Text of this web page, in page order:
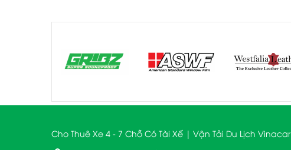
Cho Thuê Xe 4 - 7 Chỗ Có Tài Xế | Vận Tải Du Lịch Vinacar